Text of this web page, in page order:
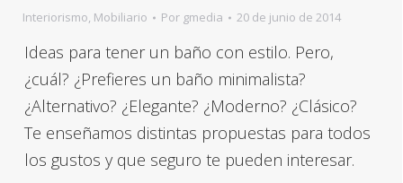
Interiorismo, Mobiliario Por gmedia 20 de junio de 2014
Ideas para tener un baño con estilo. Pero,
¿cuál? ¿Prefieres un baño minimalista?
¿Alternativo? ¿Elegante? ¿Moderno? ¿Clásico?
Te enseñamos distintas propuestas para todos
los gustos y que seguro te pueden interesar.